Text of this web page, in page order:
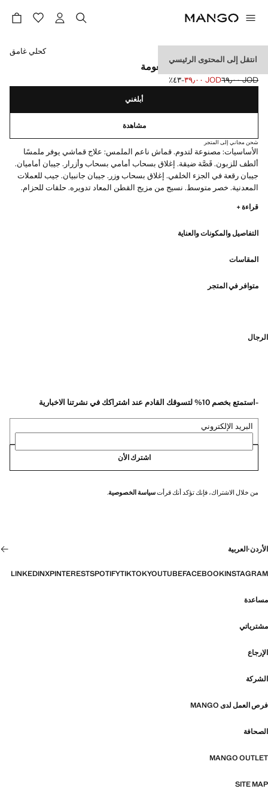
انتقل إلى المحتوى الرئيسي
بنطال جينز باتريك فائق النعومة
السعر الأول محذوف [JOD ٦٩٫٠٠ ]
JOD ٦٩٫٠٠
السعر الحالي [JOD ٣٩٫٠٠ ]JOD ٣٩٫٠٠ ؜-٤٣٪؜
حدد اللون
كحلي غامق
أبلغني
مشاهدة
شحن مجاني إلى المتجر
الأساسيات: مصنوعة لتدوم. قماش ناعم الملمس: علاج قماشي يوفر ملمسًا
ألطف للزبون. قَصَّة ضيقة. إغلاق بسحاب أمامي بسحاب وأزرار. جيبان أماميان.
جيبان رقعة في الجزء الخلفي. إغلاق بسحاب وزر. جيبان جانبيان. جيب للعملات
المعدنية. خصر متوسط. نسيج من مزيج القطن المعاد تدويره. حلقات للحزام.
قراءة +
التفاصيل والمكونات والعناية
المقاسات
متوافر في المتجر
الرجال
-استمتع بخصم 10% لتسوقك القادم عند اشتراكك في نشرتنا الاخبارية
البريد الإلكتروني
اشترك الأن
من خلال الاشتراك، فإنك تؤكد أنك قرأتسياسة الخصوصية.
الأردن·العربية
INSTAGRAM
FACEBOOK
YOUTUBE
TIKTOK
SPOTIFY
PINTEREST
X
LINKEDIN
مساعدة
مشترياتي
الإرجاع
الشركة
فرص العمل لدى MANGO
الصحافة
MANGO OUTLET
SITE MAP